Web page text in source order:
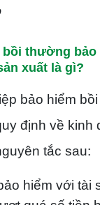
bồi thường bảo
xuất là gì?
bảo hiểm
định về kinh
tắc sau:
hiểm với tài